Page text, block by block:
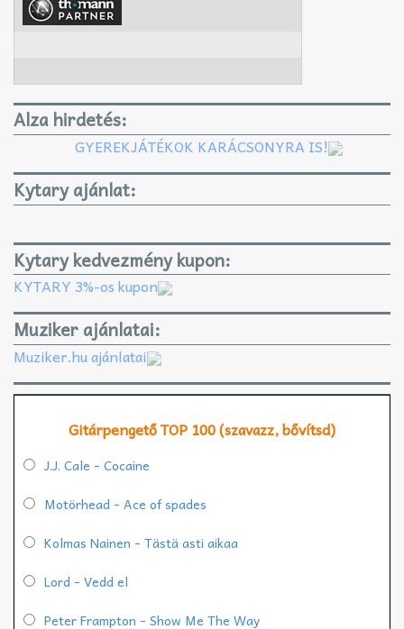
Alza hirdetés:
GYEREKJÁTÉKOK KARÁCSONYRA IS!
Kytary ajánlat:
Kytary kedvezmény kupon:
KYTARY 3%-os kupon
Muziker ajánlatai:
Muziker.hu ajánlatai
Gitárpengető TOP 100 (szavazz, bővítsd)
J.J. Cale - Cocaine
Motörhead - Ace of spades
Kolmas Nainen - Tästä asti aikaa
Lord - Vedd el
Peter Frampton - Show Me The Way